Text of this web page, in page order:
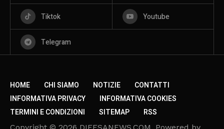
Tiktok Youtube
Telegram
HOME CHI SIAMO NOTIZIE
CONTATTI
INFORMATIVA PRIVACY
INFORMATIVA COOKIES
TERMINI E CONDIZIONI
SITEMAP RSS